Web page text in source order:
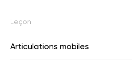
Leçon
Articulations mobiles